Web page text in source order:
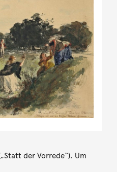
der Vorrede“). Um